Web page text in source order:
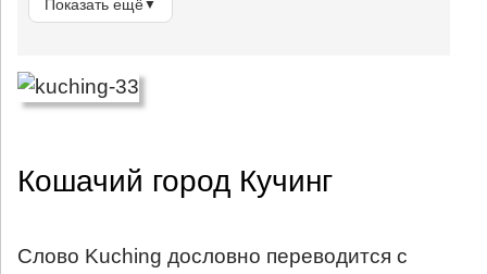
Показать ещё▼
Кошачий город Кучинг
Слово Kuching дословно переводится с